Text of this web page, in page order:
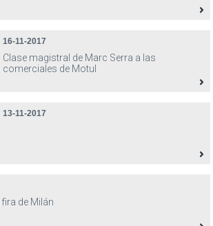
16-11-2017
Clase magistral de Marc Serra a las
comerciales de Motul
13-11-2017
fira de Milán